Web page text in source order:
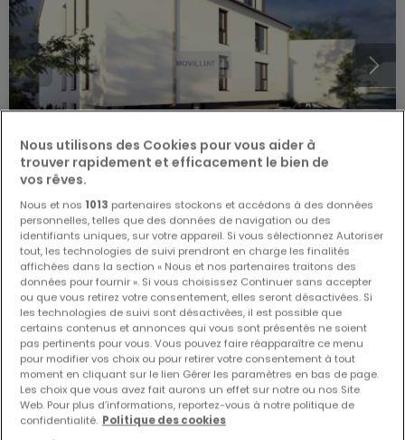
Appartement 2 chambresà vendre àKehlen
791 682 €
83 m² 2 1 1
EXCLUSIVITÉ ATHOME
Nous utilisons des Cookies pour vous aider à
trouver rapidement et efficacement le bien de
vos rêves.
Nous et nos 1013 partenaires stockons et accédons à des données
personnelles, telles que des données de navigation ou des
identifiants uniques, sur votre appareil. Si vous sélectionnez Autoriser
tout, les technologies de suivi prendront en charge les finalités
affichées dans la section « Nous et nos partenaires traitons des
données pour fournir ». Si vous choisissez Continuer sans accepter
ou que vous retirez votre consentement, elles seront désactivées. Si
les technologies de suivi sont désactivées, il est possible que
certains contenus et annonces qui vous sont présentés ne soient
pas pertinents pour vous. Vous pouvez faire réapparaître ce menu
pour modifier vos choix ou pour retirer votre consentement à tout
moment en cliquant sur le lien Gérer les paramètres en bas de page.
Les choix que vous avez fait aurons un effet sur notre ou nos Site
Web. Pour plus d’informations, reportez-vous à notre politique de
confidentialité. Politique des cookies